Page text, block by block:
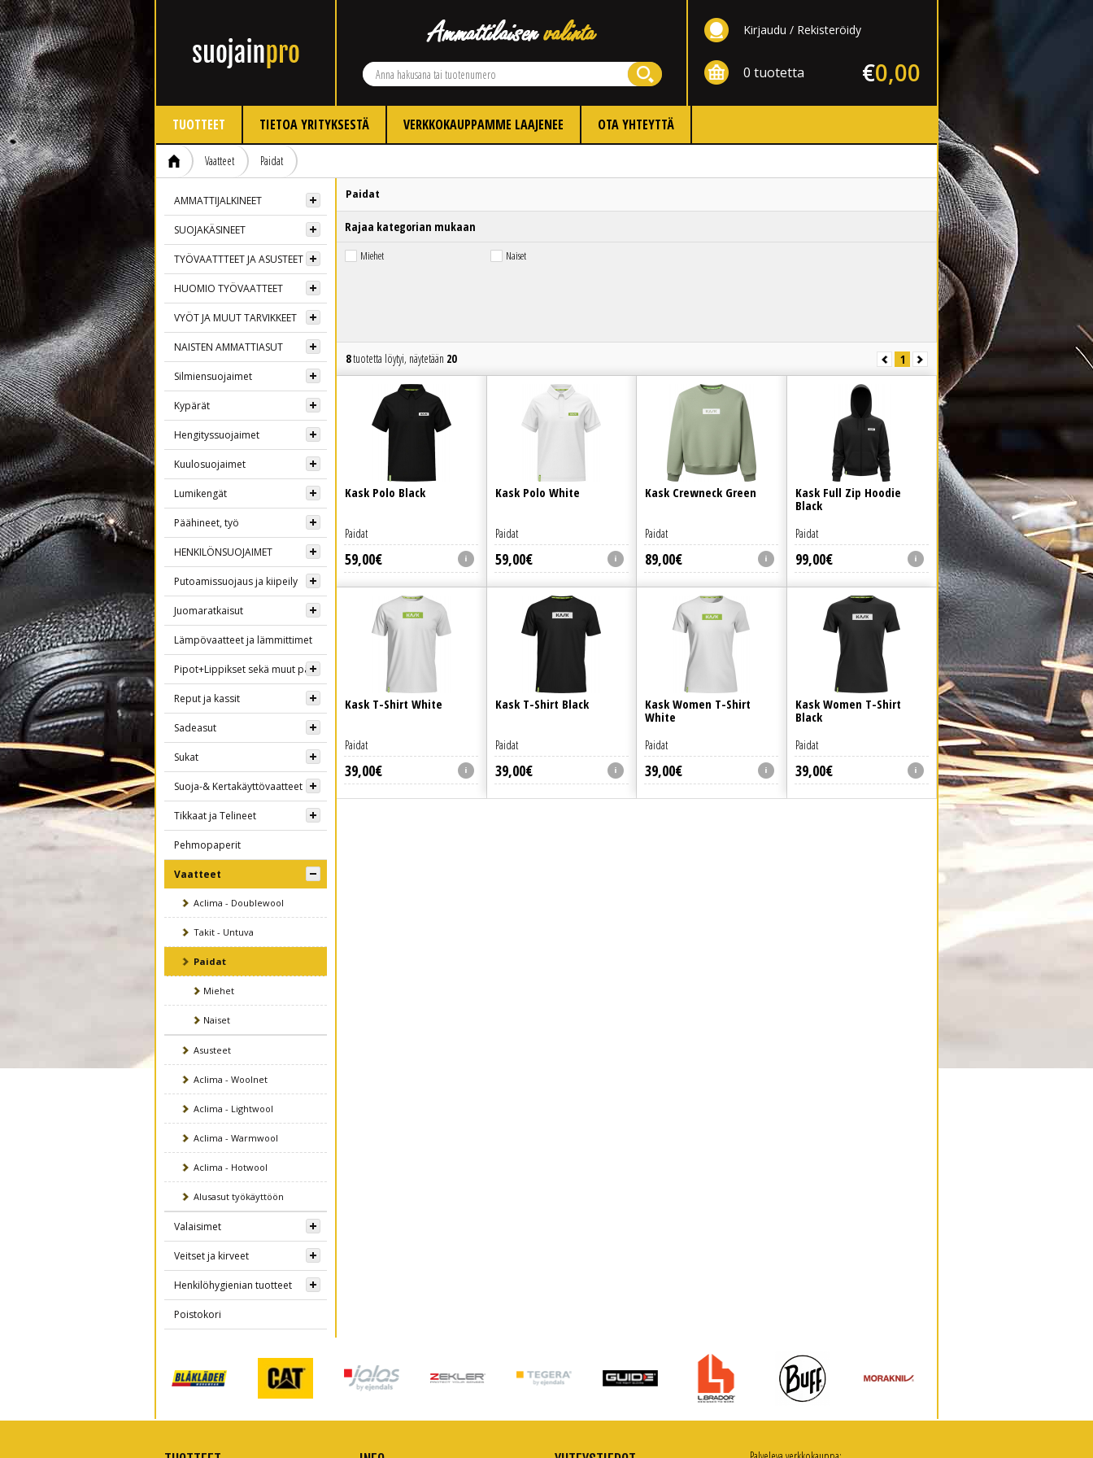
Kirjaudu Rekisteröidy
0 tuotetta 0,00
€
TUOTTEET TIETOA YRITYKSESTÄ VERKKOKAUPPAMME LAAJENEE OTA YHTEYTTÄ
Vaatteet Paidat
AMMATTIJALKINEET
SUOJAKÄSINEET
TYÖVAATTTEET JA ASUSTEET
HUOMIO TYÖVAATTEET
VYÖT JA MUUT TARVIKKEET
NAISTEN AMMATTIASUT
Silmiensuojaimet
Kypärät
Hengityssuojaimet
Kuulosuojaimet
Lumikengät
Päähineet, työ
HENKILÖNSUOJAIMET
Putoamissuojaus ja kiipeily
Juomaratkaisut
Lämpövaatteet ja lämmittimet
Pipot+Lippikset sekä muut päähineet
Reput ja kassit
Sadeasut
Sukat
Suoja-& Kertakäyttövaatteet
Tikkaat ja Telineet
Pehmopaperit
Vaatteet
Aclima - Doublewool
Takit - Untuva
Paidat
Miehet
Naiset
Asusteet
Aclima - Woolnet
Aclima - Lightwool
Aclima - Warmwool
Aclima - Hotwool
Alusasut työkäyttöön
Valaisimet
Veitset ja kirveet
Henkilöhygienian tuotteet
Poistokori
Paidat
Rajaa kategorian mukaan
Miehet Naiset
8tuotetta löytyi, näytetään 20Edellinen 1
Kask Polo Black
59,00€
Paidat
Kask Polo White
59,00€
Paidat
Kask Crewneck Green
89,00€
Paidat
Kask Full Zip Hoodie
Black
99,00€
Paidat
Kask T-Shirt White
39,00€
Paidat
Kask T-Shirt Black
39,00€
Paidat
Kask Women T-Shirt
White
39,00€
Paidat
Kask Women T-Shirt
Black
39,00€
Paidat
Lue lisää